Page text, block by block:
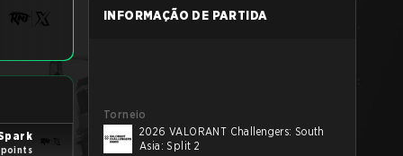
points
INFORMAÇÃO DE PARTIDA
Torneio
2026 VALORANT Challengers: South
Asia: Split 2